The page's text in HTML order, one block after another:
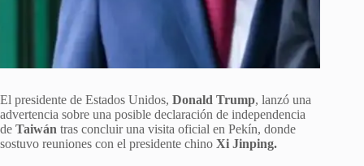
El presidente de Estados Unidos, Donald Trump, lanzó una
advertencia sobre una posible declaración de independencia
de Taiwán tras concluir una visita oficial en Pekín, donde
sostuvo reuniones con el presidente chino Xi Jinping.